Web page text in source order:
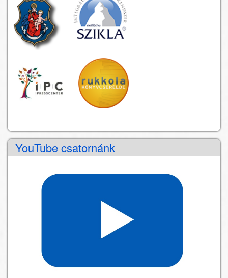
YouTube csatornánk